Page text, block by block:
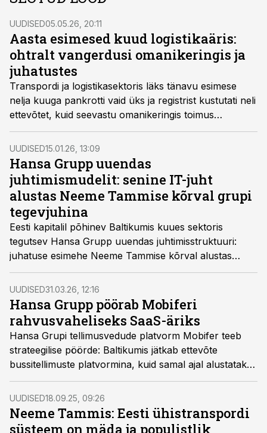
UUDISED05.05.26, 20:11
Aasta esimesed kuud logistikaäris:
ohtralt vangerdusi omanikeringis ja
juhatustes
Transpordi ja logistikasektoris läks tänavu esimese
nelja kuuga pankrotti vaid üks ja registrist kustutati neli
ettevõtet, kuid seevastu omanikeringis toimus
vangerdusi ligi veerandsajas ettevõttes, juhatuse
koosseis muutus enam kui 40 ettevõttes.
UUDISED15.01.26, 13:09
Hansa Grupp uuendas
juhtimismudelit: senine IT-juht
alustas Neeme Tammise kõrval grupi
tegevjuhina
Eesti kapitalil põhinev Baltikumis kuues sektoris
tegutsev Hansa Grupp uuendas juhtimisstruktuuri:
juhatuse esimehe Neeme Tammise kõrval alustas
tegevjuhina senine IT-juht Rait Randrüüt, kelle
ametikohaga ühendatakse nii operatiivjuhi kui IT-juhi
vastutusvaldkonnad.
UUDISED31.03.26, 12:16
Hansa Grupp pöörab Mobiferi
rahvusvaheliseks SaaS-äriks
Hansa Grupi tellimusvedude platvorm Mobifer teeb
strateegilise pöörde: Baltikumis jätkab ettevõte
bussitellimuste platvormina, kuid samal ajal alustatakse
jõulist sisenemist Euroopa turule Mobiferi SaaS-
tarkvaralahendusega, mille eesmärk on digitaliseerida
tellimus- ja regulaarvedude korraldust.
UUDISED18.09.25, 09:26
Neeme Tammis: Eesti ühistranspordi
süsteem on mäda ja populistlik